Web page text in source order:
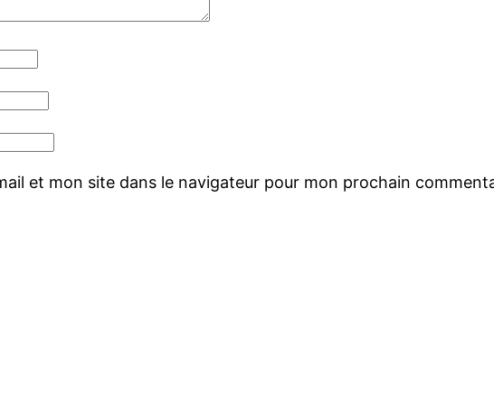
et mon site dans le navigateur pour mon prochain